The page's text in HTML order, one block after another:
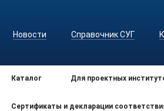
Новости Справочник СУГ
Каталог Для проектных
Сертификаты и декларации